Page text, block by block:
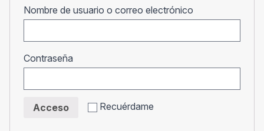
Nombre de usuario o correo electrónico
Contraseña
Recuérdame
Acceso